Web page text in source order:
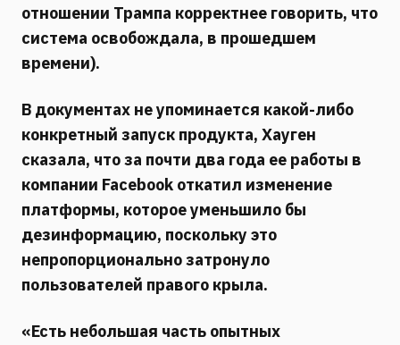
отношении Трампа корректнее говорить, что
система освобождала, в прошедшем
времени).
В документах не упоминается какой-либо
конкретный запуск продукта, Хауген
сказала, что за почти два года ее работы в
компании Facebook откатил изменение
платформы, которое уменьшило бы
дезинформацию, поскольку это
непропорционально затронуло
пользователей правого крыла.
«Есть небольшая часть опытных